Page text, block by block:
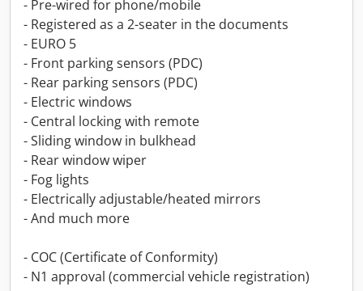
- Pre-wired for phone/mobile
- Registered as a 2-seater in the documents
- EURO 5
- Front parking sensors (PDC)
- Rear parking sensors (PDC)
- Electric windows
- Central locking with remote
- Sliding window in bulkhead
- Rear window wiper
- Fog lights
- Electrically adjustable/heated mirrors
- And much more
- COC (Certificate of Conformity)
- N1 approval (commercial vehicle registration)